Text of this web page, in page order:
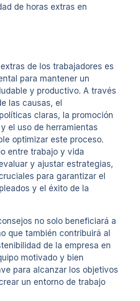
de horas extras en
de los trabajadores es
para mantener un
y productivo. A través
las causas, el
claras, la promoción
el uso de herramientas
optimizar este proceso.
entre trabajo y vida
y ajustar estrategias,
para garantizar el
y el éxito de la
no solo beneficiará a
que también contribuirá al
de la empresa en
motivado y bien
para alcanzar los objetivos
un entorno de trabajo